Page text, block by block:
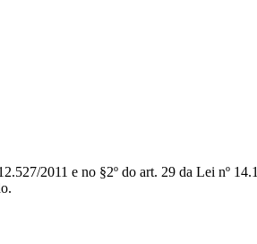
2011 e no §2º do art. 29 da Lei nº